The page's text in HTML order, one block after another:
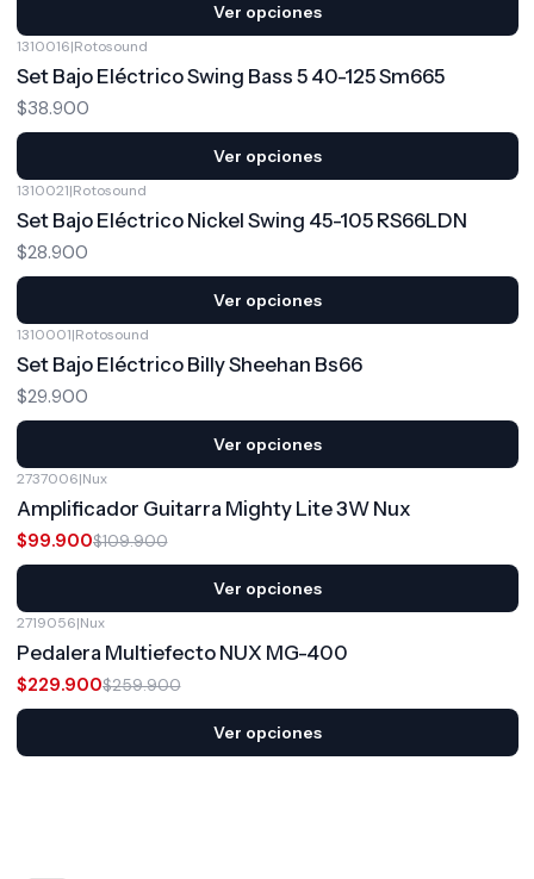
Ver opciones
1310016|Rotosound
Set Bajo Eléctrico Swing Bass 5 40-125 Sm665
$38.900
Ver opciones
1310021|Rotosound
Set Bajo Eléctrico Nickel Swing 45-105 RS66LDN
$28.900
Ver opciones
1310001|Rotosound
Set Bajo Eléctrico Billy Sheehan Bs66
$29.900
Ver opciones
2737006|Nux
Amplificador Guitarra Mighty Lite 3W Nux
$99.900$109.900
Ver opciones
2719056|Nux
Pedalera Multiefecto NUX MG-400
$229.900$259.900
Ver opciones